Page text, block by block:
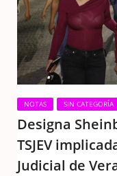
NOTAS SIN CATEGORÍA
Designa
TSJEV
Judicial de